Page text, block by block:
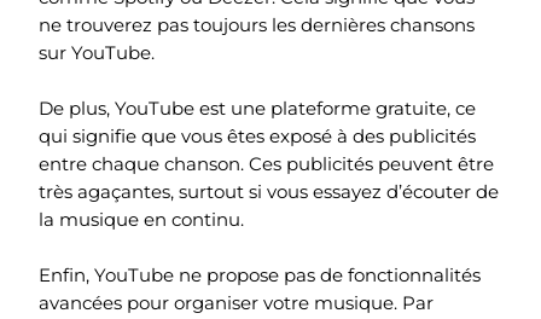
ne trouverez pas toujours les dernières chansons
sur YouTube.
De plus, YouTube est une plateforme gratuite, ce
qui signifie que vous êtes exposé à des publicités
entre chaque chanson. Ces publicités peuvent être
très agaçantes, surtout si vous essayez d’écouter de
la musique en continu.
Enfin, YouTube ne propose pas de fonctionnalités
avancées pour organiser votre musique. Par